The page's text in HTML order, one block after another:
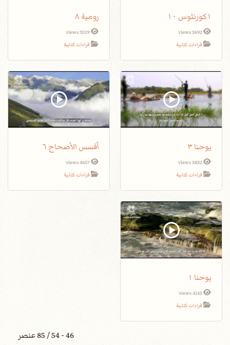
١كورنثوس ١٠
3692 views
قراءات كتابية
رومية ٨
3529 views
قراءات كتابية
يوحنا ٣
3832 views
قراءات كتابية
أفسس الأصحاح ٦
4657 views
قراءات كتابية
يوحنا ١
4145 views
قراءات كتابية
46 - 54 / 85 عنصر